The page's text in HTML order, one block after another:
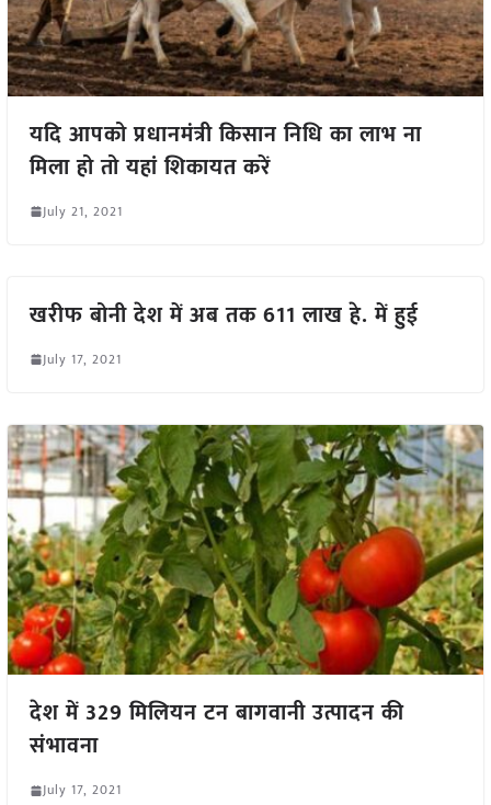
यदि आपको प्रधानमंत्री किसान निधि का लाभ ना
मिला हो तो यहां शिकायत करें
July 21, 2021
खरीफ बोनी देश में अब तक 611 लाख हे. में हुई
July 17, 2021
देश में 329 मिलियन टन बागवानी उत्पादन की
संभावना
July 17, 2021